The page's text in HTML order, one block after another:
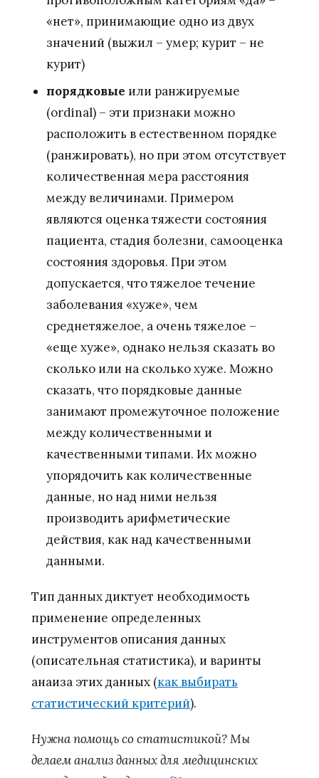
«нет», принимающие одно из двух
значений (выжил – умер; курит – не
курит)
порядковые или ранжируемые
(ordinal) – эти признаки можно
расположить в естественном порядке
(ранжировать), но при этом отсутствует
количественная мера расстояния
между величинами. Примером
являются оценка тяжести состояния
пациента, стадия болезни, самооценка
состояния здоровья. При этом
допускается, что тяжелое течение
заболевания «хуже», чем
среднетяжелое, а очень тяжелое –
«еще хуже», однако нельзя сказать во
сколько или на сколько хуже. Можно
сказать, что порядковые данные
занимают промежуточное положение
между количественными и
качественными типами. Их можно
упорядочить как количественные
данные, но над ними нельзя
производить арифметические
действия, как над качественными
данными.
Тип данных диктует необходимость
применение определенных
инструментов описания данных
(описательная статистика), и варинты
анаиза этих данных (как выбирать
статистический критерий).
Нужна помощь со статистикой? Мы
делаем анализ данных для медицинских